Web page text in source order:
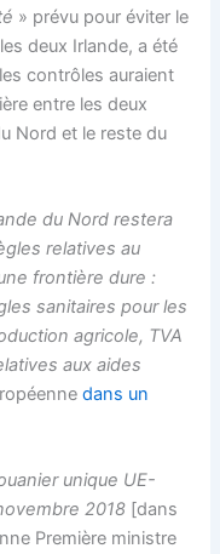
» prévu pour éviter le
deux Irlande, a été
contrôles auraient
entre les deux
Nord et le reste du
du Nord restera
relatives au
frontière dure :
sanitaires pour les
agricole, TVA
aux aides
dans un
unique UE-
2018 [dans
Première ministre